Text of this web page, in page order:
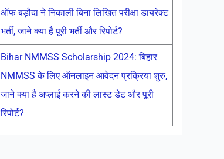
ऑफ बड़ौदा ने निकाली बिना लिखित परीक्षा डायरेक्ट
भर्ती, जाने क्या है पूरी भर्ती और रिपोर्ट?
Bihar NMMSS Scholarship 2024: बिहार
NMMSS के लिए ऑनलाइन आवेदन प्रक्रिया शुरु,
जाने क्या है अप्लाई करने की लास्ट डेट और पूरी
रिपोर्ट?